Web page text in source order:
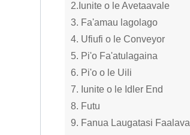
2.Iunite o le Avetaavale
3. Fa'amau lagolago
4. Ufiufi o le Conveyor
5. Pi'o Fa'atulagaina
6. Pi'o o le Uili
7. Iunite o le Idler End
8. Futu
9. Fanua Laugatasi Faalava